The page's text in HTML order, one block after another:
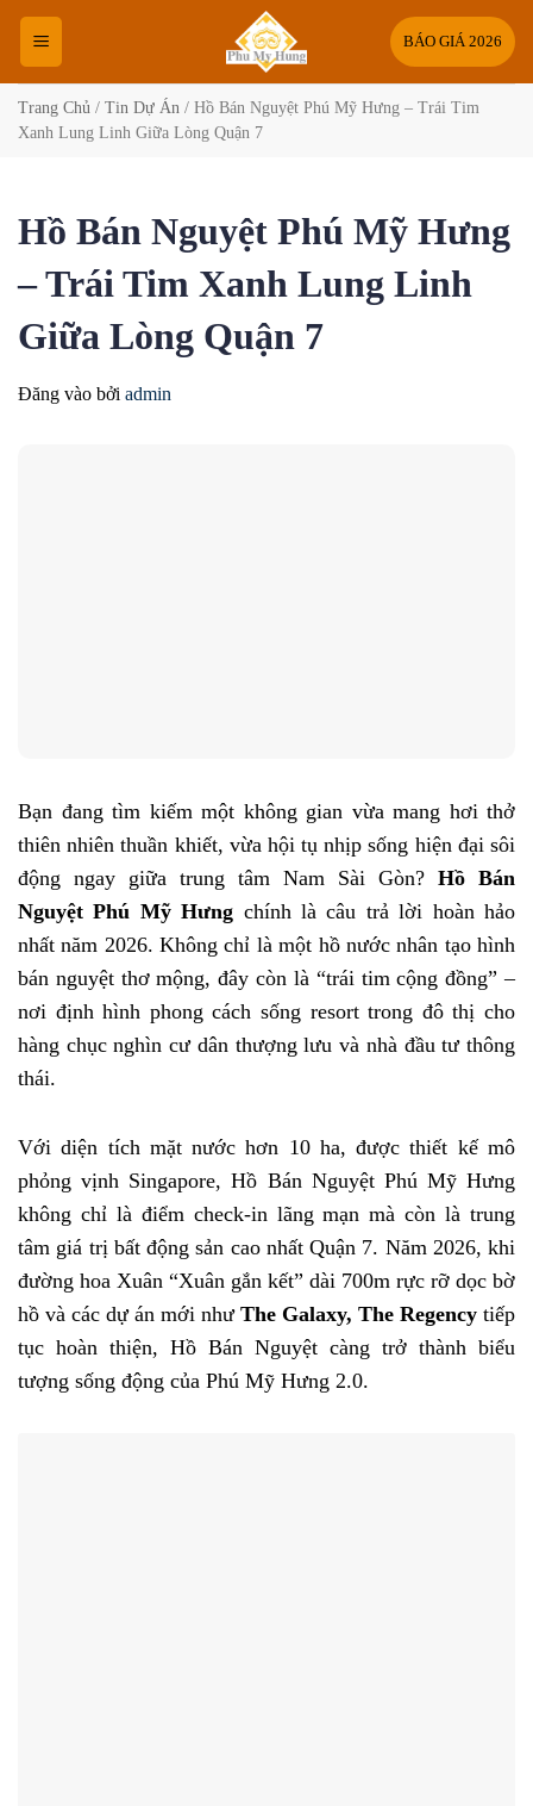
Bỏ
nội
dung
BÁO GIÁ 2026
Trang Chủ / Tin Dự Án / Hồ Bán Nguyệt Phú Mỹ Hưng – Trái Tim
Xanh Lung Linh Giữa Lòng Quận 7
Hồ Bán Nguyệt Phú Mỹ Hưng
– Trái Tim Xanh Lung Linh
Giữa Lòng Quận 7
Đăng vào bởi admin
Bạn đang tìm kiếm một không gian vừa mang hơi thở
thiên nhiên thuần khiết, vừa hội tụ nhịp sống hiện đại sôi
động ngay giữa trung tâm Nam Sài Gòn? Hồ Bán
Nguyệt Phú Mỹ Hưng chính là câu trả lời hoàn hảo
nhất năm 2026. Không chỉ là một hồ nước nhân tạo hình
bán nguyệt thơ mộng, đây còn là “trái tim cộng đồng” –
nơi định hình phong cách sống resort trong đô thị cho
hàng chục nghìn cư dân thượng lưu và nhà đầu tư thông
thái.
Với diện tích mặt nước hơn 10 ha, được thiết kế mô
phỏng vịnh Singapore, Hồ Bán Nguyệt Phú Mỹ Hưng
không chỉ là điểm check-in lãng mạn mà còn là trung
tâm giá trị bất động sản cao nhất Quận 7. Năm 2026, khi
đường hoa Xuân “Xuân gắn kết” dài 700m rực rỡ dọc bờ
hồ và các dự án mới như The Galaxy, The Regency tiếp
tục hoàn thiện, Hồ Bán Nguyệt càng trở thành biểu
tượng sống động của Phú Mỹ Hưng 2.0.